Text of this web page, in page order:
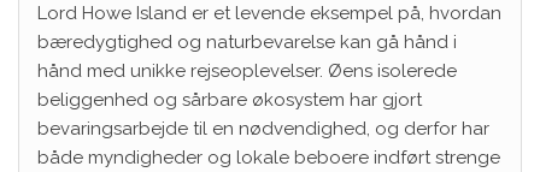
Lord Howe Island er et levende eksempel på, hvordan
bæredygtighed og naturbevarelse kan gå hånd i
hånd med unikke rejseoplevelser. Øens isolerede
beliggenhed og sårbare økosystem har gjort
bevaringsarbejde til en nødvendighed, og derfor har
både myndigheder og lokale beboere indført strenge